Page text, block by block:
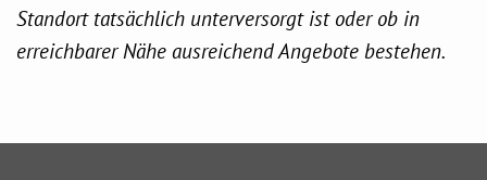
Standort tatsächlich unterversorgt ist oder ob in
erreichbarer Nähe ausreichend Angebote bestehen.